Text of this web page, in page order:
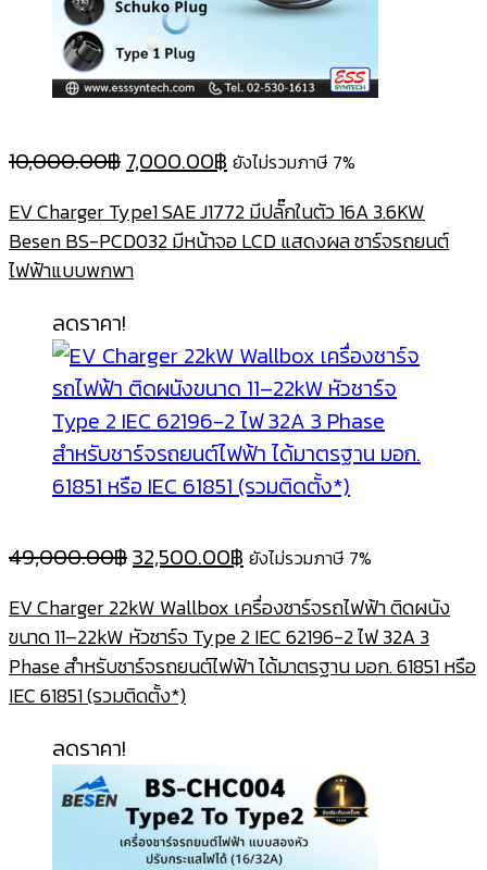
10,000.00฿ Original
was:
10,000.00฿.
7,000.00฿Current
is:
7,000.00฿.
ยังไม่รวมภาษี 7%
EV Charger Type1 SAE J1772 มีปลั๊กในตัว 16A 3.6KW
Besen BS-PCD032 มีหน้าจอ LCD แสดงผล ชาร์จรถยนต์
ไฟฟ้าแบบพกพา
ลดราคา!
49,000.00฿Original
was:
49,000.00฿.
32,500.00฿Current
price
is:
32,500.00฿.
ยังไม่รวมภาษี 7%
EV Charger 22kW Wallbox เครื่องชาร์จรถไฟฟ้า ติดผนัง
ขนาด 11–22kW หัวชาร์จ Type 2 IEC 62196-2 ไฟ 32A 3
Phase สำหรับชาร์จรถยนต์ไฟฟ้า ได้มาตรฐาน มอก. 61851 หรือ
IEC 61851 (รวมติดตั้ง*)
ลดราคา!